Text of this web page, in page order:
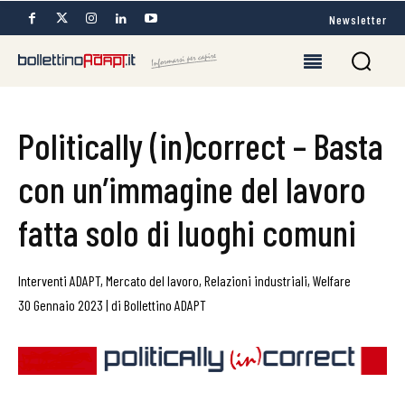
Newsletter
Politically (in)correct – Basta
con un’immagine del lavoro
fatta solo di luoghi comuni
Interventi ADAPT, Mercato del lavoro, Relazioni industriali, Welfare
30 Gennaio 2023 | di Bollettino ADAPT